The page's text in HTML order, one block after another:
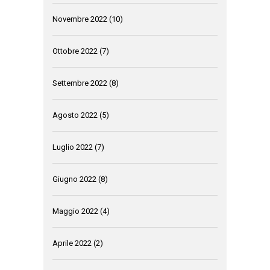
Novembre 2022 (10)
Ottobre 2022 (7)
Settembre 2022 (8)
Agosto 2022 (5)
Luglio 2022 (7)
Giugno 2022 (8)
Maggio 2022 (4)
Aprile 2022 (2)